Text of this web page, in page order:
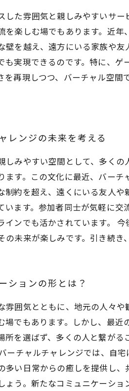
した雰囲気と親しみやすいサ
楽しむ場でもあります。近
壁を越え、遠方にいる家族や
も実現できるのです。特に、
を再現しつつ、バーチャル空
レンジの未来を考える
しみやすい空間として、多く
ます。この文化に最近、バー
制約を超え、遠くにいる友人
います。参加者同士が気軽に
インでも活かされています。
未来が楽しみです。引き続き
ションの形とは？
雰囲気とともに、地元の人々
場でもあります。しかし、最
所を選ばず、多くの人と繋が
ーチャルチャレンジでは、自
多い日常からの癒しを提供し
ょう。新たなコミュニケーシ